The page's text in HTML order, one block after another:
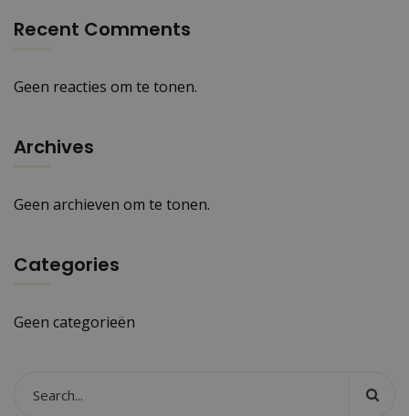
Recent Comments
Geen reacties om te tonen.
Archives
Geen archieven om te tonen.
Categories
Geen categorieën